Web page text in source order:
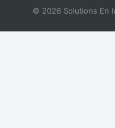
© 2026 Solutions En